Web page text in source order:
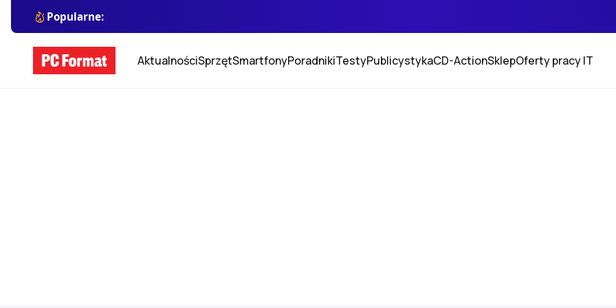
Popularne:
AktualnościSprzętSmartfonyPoradnikiTestyPublicystykaCD-ActionSklepOferty pracy IT